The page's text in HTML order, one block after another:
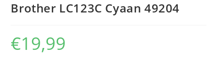
Brother LC123C Cyaan 49204
€19,99